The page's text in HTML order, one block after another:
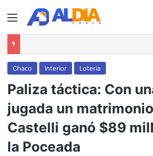
Menú
Chaco Interior Loteria
Paliza táctica: Con
jugada un
Castelli ganó $89
la Poceada